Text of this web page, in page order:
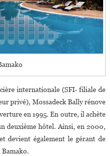
internationale (SFI- filiale de
privé), Mossadeck Bally rénove
en 1995. En outre, il achète
deuxième hôtel. Ainsi, en 2000,
devient également le gérant de
Bamako.